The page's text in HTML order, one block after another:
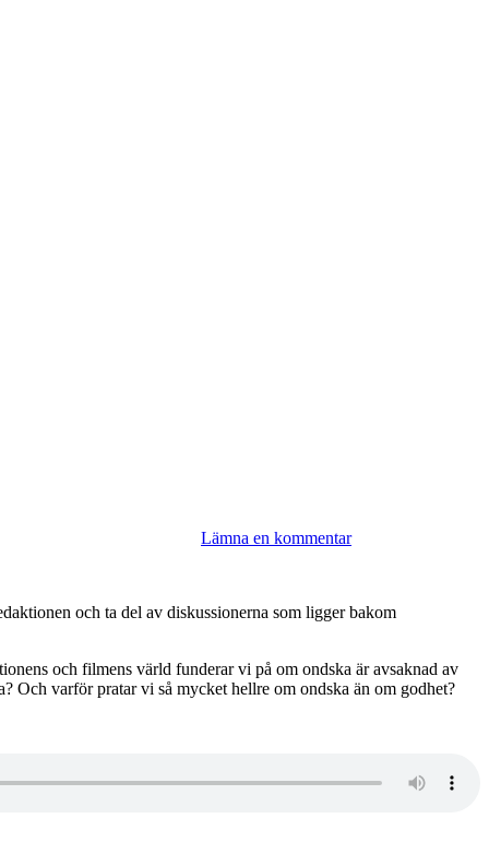
Lämna en kommentar
och ta del av diskussionerna som ligger bakom
och filmens värld funderar vi på om ondska är avsaknad av
Och varför pratar vi så mycket hellre om ondska än om godhet?